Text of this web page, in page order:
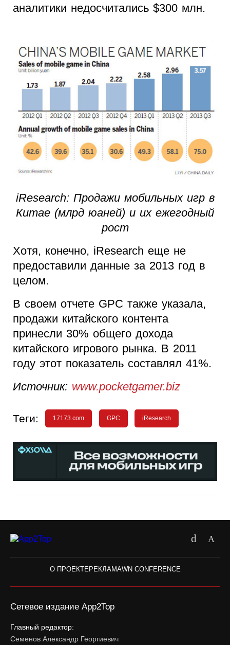
аналитики недосчитались $300 млн.
iResearch: Продажи мобильных игр в
Китае (млрд юаней) и их ежегодный
рост
Хотя, конечно, iResearch еще не
предоставили данные за 2013 год в
целом.
В своем отчете GPC также указала,
продажи китайского контента
принесли 30% общего дохода
китайского игрового рынка. В 2011
году этот показатель составлял 41%.
Источник: www.pocketgamer.biz
Теги: 17173.com GPC iResearch
О ПРОЕКТЕРЕКЛАМАWN CONFERENCE
Сетевое издание App2Top
Главный редактор:
Семенов Александр Георгиевич